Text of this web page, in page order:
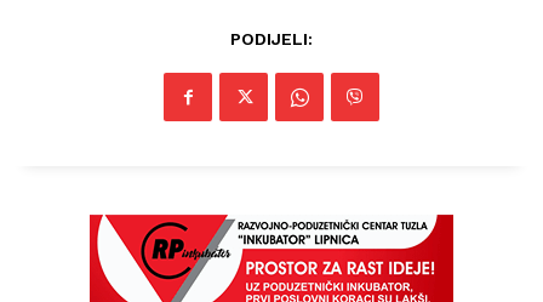
Info
O nama
PODIJELI: